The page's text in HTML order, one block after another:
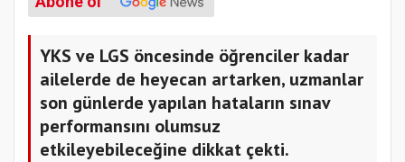
YKS ve LGS öncesinde öğrenciler kadar
ailelerde de heyecan artarken, uzmanlar
son günlerde yapılan hataların sınav
performansını olumsuz
etkileyebileceğine dikkat çekti.